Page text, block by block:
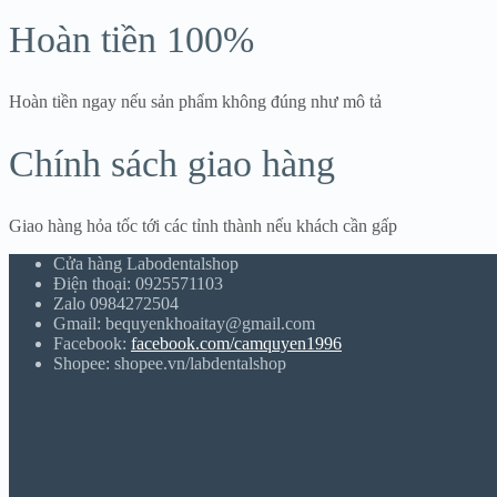
Hoàn tiền 100%
Hoàn tiền ngay nếu sản phẩm không đúng như mô tả
Chính sách giao hàng
Giao hàng hỏa tốc tới các tỉnh thành nếu khách cần gấp
Cửa hàng Labodentalshop
Điện thoại: 0925571103
Zalo 0984272504
Gmail: bequyenkhoaitay@gmail.com
Facebook: facebook.com/camquyen1996
Shopee: shopee.vn/labdentalshop